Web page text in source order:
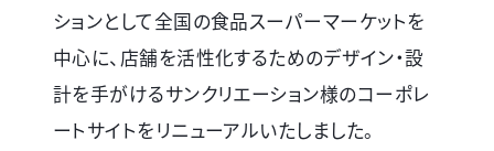
ションとして全国の食品スーパーマーケットを
中心に、店舗を活性化するためのデザイン・設
計を手がけるサンクリエーション様のコーポレ
ートサイトをリニューアルいたしました。